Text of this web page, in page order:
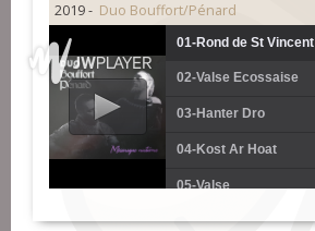
2019 - Duo Bouffort/Pénard
01-Rond de St Vincent
02-Valse Ecossaise
03-Hanter Dro
04-Kost Ar Hoat
05-Valse
06-Tour